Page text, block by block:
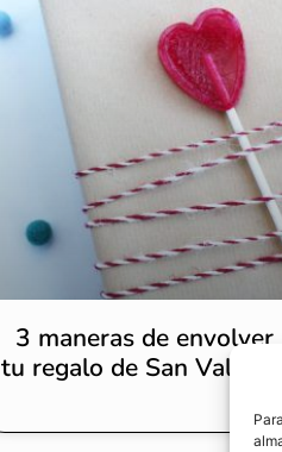
3 maneras de envolver
tu regalo de San Valentín